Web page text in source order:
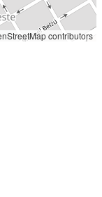
contributors